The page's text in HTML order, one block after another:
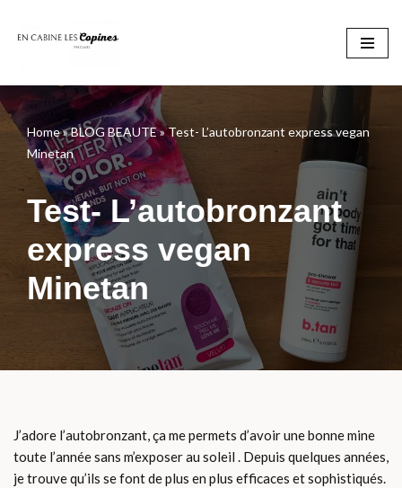
contenu
Home»BLOG BEAUTE»Test- L’autobronzant express vegan
Minetan
Test- L’autobronzant
express vegan
Minetan
J’adore l’autobronzant, ça me permets d’avoir une bonne mine
toute l’année sans m’exposer au soleil . Depuis quelques années,
je trouve qu’ils se font de plus en plus efficaces et sophistiqués.